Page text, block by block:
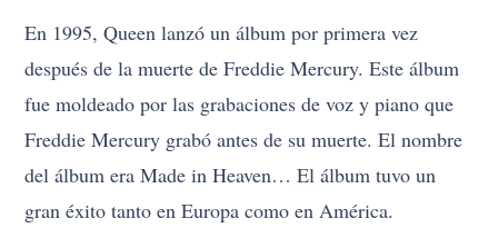
En 1995, Queen lanzó un álbum por primera vez
después de la muerte de Freddie Mercury. Este álbum
fue moldeado por las grabaciones de voz y piano que
Freddie Mercury grabó antes de su muerte. El nombre
del álbum era Made in Heaven… El álbum tuvo un
gran éxito tanto en Europa como en América.